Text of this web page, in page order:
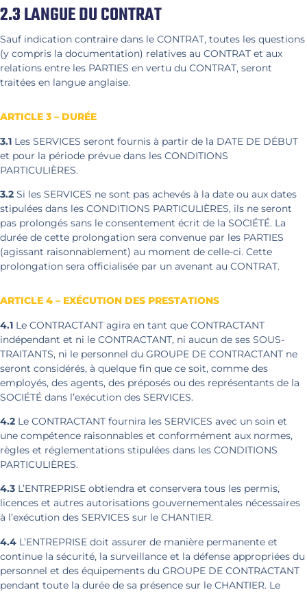
2.3 LANGUE DU CONTRAT
Sauf indication contraire dans le CONTRAT, toutes les questions
(y compris la documentation) relatives au CONTRAT et aux
relations entre les PARTIES en vertu du CONTRAT, seront
traitées en langue anglaise.
ARTICLE 3 – DURÉE
3.1 Les SERVICES seront fournis à partir de la DATE DE DÉBUT
et pour la période prévue dans les CONDITIONS
PARTICULIÈRES.
3.2 Si les SERVICES ne sont pas achevés à la date ou aux dates
stipulées dans les CONDITIONS PARTICULIÈRES, ils ne seront
pas prolongés sans le consentement écrit de la SOCIÉTÉ. La
durée de cette prolongation sera convenue par les PARTIES
(agissant raisonnablement) au moment de celle-ci. Cette
prolongation sera officialisée par un avenant au CONTRAT.
ARTICLE 4 – EXÉCUTION DES PRESTATIONS
4.1 Le CONTRACTANT agira en tant que CONTRACTANT
indépendant et ni le CONTRACTANT, ni aucun de ses SOUS-
TRAITANTS, ni le personnel du GROUPE DE CONTRACTANT ne
seront considérés, à quelque fin que ce soit, comme des
employés, des agents, des préposés ou des représentants de la
SOCIÉTÉ dans l’exécution des SERVICES.
4.2 Le CONTRACTANT fournira les SERVICES avec un soin et
une compétence raisonnables et conformément aux normes,
règles et réglementations stipulées dans les CONDITIONS
PARTICULIÈRES.
4.3 L’ENTREPRISE obtiendra et conservera tous les permis,
licences et autres autorisations gouvernementales nécessaires
à l’exécution des SERVICES sur le CHANTIER.
4.4 L’ENTREPRISE doit assurer de manière permanente et
continue la sécurité, la surveillance et la défense appropriées du
personnel et des équipements du GROUPE DE CONTRACTANT
pendant toute la durée de sa présence sur le CHANTIER. Le